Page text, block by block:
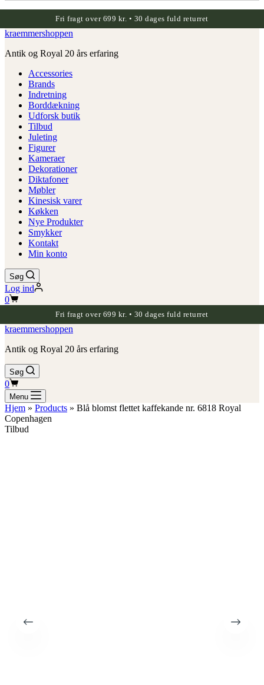
Fri fragt over 699 kr. • 30 dages fuld returret
kraemmershoppen
Antik og Royal 20 års erfaring
Accessories
Brands
Indretning
Borddækning
Udforsk butik
Tilbud
Juleting
Figurer
Kameraer
Dekorationer
Diktafoner
Møbler
Kinesisk varer
Køkken
Nye Produkter
Smykker
Kontakt
Min konto
Søg
Log ind
Indkøbskurv
0
Fri fragt over 699 kr. • 30 dages fuld returret
kraemmershoppen
Antik og Royal 20 års erfaring
Søg
Indkøbskurv
0
Menu
Hjem » Products » Blå blomst flettet kaffekande nr. 6818 Royal
Copenhagen
Tilbud